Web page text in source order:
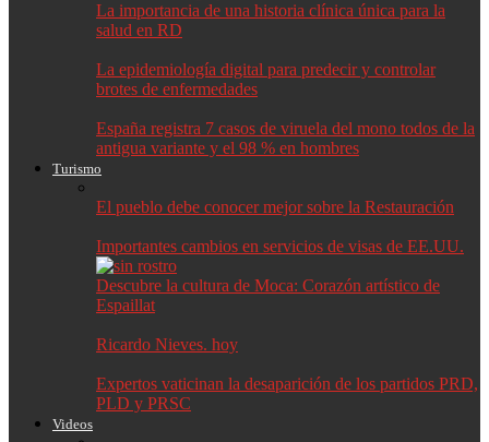
La importancia de una historia clínica única para la
salud en RD
La epidemiología digital para predecir y controlar
brotes de enfermedades
España registra 7 casos de viruela del mono todos de la
antigua variante y el 98 % en hombres
Turismo
El pueblo debe conocer mejor sobre la Restauración
Importantes cambios en servicios de visas de EE.UU.
Descubre la cultura de Moca: Corazón artístico de
Espaillat
Ricardo Nieves. hoy
Expertos vaticinan la desaparición de los partidos PRD,
PLD y PRSC
Videos